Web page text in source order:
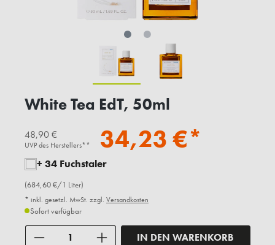
White Tea EdT, 50ml
48,90 €
UVP des Herstellers** 34,23 €*
+ 34 Fuchstaler
(684,60 €/1 Liter)
* inkl. gesetzl. MwSt. zzgl. Versandkosten
Sofort verfügbar
IN DEN WARENKORB